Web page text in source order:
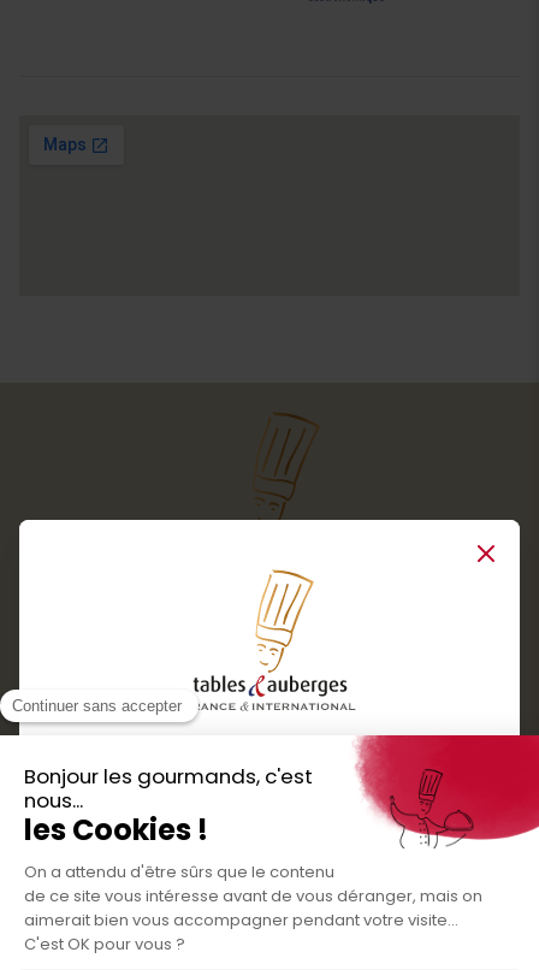
Services
Routes gourmandes
Partenaires
Presse
Créer votre espace personnel
Informations légales
Close
Téléchargez
l'application gratuite !
Nos bons plans et découvertes
gourmandes à vivre en famille et entre
amis